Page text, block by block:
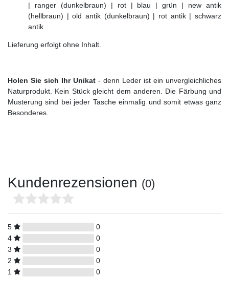
| ranger (dunkelbraun) | rot | blau | grün | new antik
(hellbraun) | old antik (dunkelbraun) | rot antik | schwarz
antik
Lieferung erfolgt ohne Inhalt.
Holen Sie sich Ihr Unikat - denn Leder ist ein unvergleichliches
Naturprodukt. Kein Stück gleicht dem anderen. Die Färbung und
Musterung sind bei jeder Tasche einmalig und somit etwas ganz
Besonderes.
Kundenrezensionen (0)
5
0
4
0
3
0
2
0
1
0